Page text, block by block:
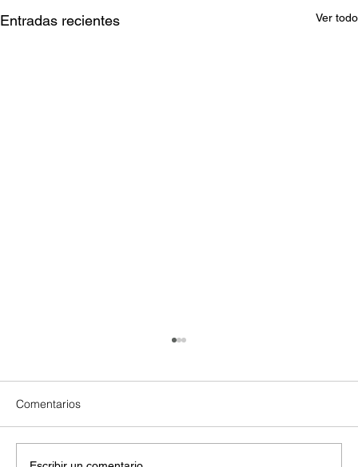
Entradas recientes Ver todo
Comentarios